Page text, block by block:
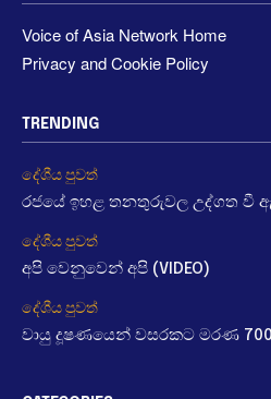
Voice of Asia Network Home
Privacy and Cookie Policy
TRENDING
දේශීය පුවත්
රජයේ ඉහළ තනතුරුවල උද්ගත වී ඇති
දේශීය පුවත්
අපි වෙනුවෙන් අපි (VIDEO)
දේශීය පුවත්
වායු දූෂණයෙන් වසරකට මරණ